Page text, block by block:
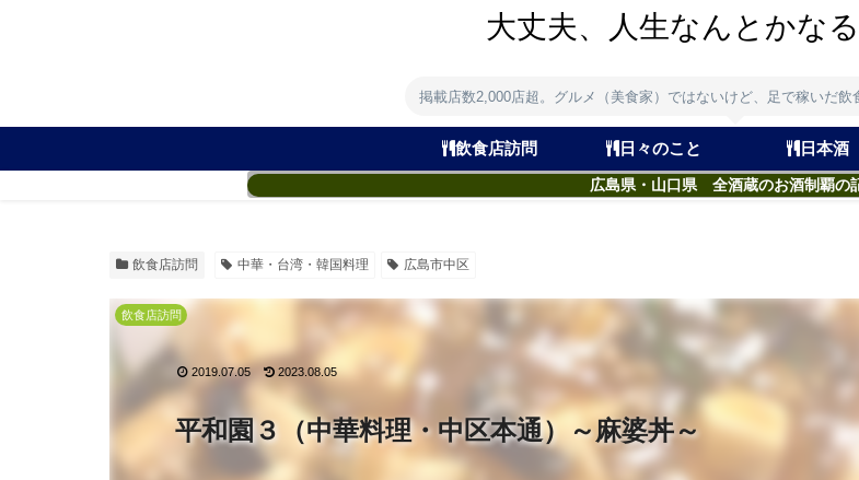
大丈夫、人生なんとかな
掲載店数2,000店超。グルメ（美食家）ではないけど、足で稼いだ飲
飲食店訪問 日々のこと 日本酒
広島県・山口県 全酒蔵のお酒制覇の
飲食店訪問 中華・台湾・韓国料理 広島市中区
平和園３（中華料理・中区本通）～麻婆丼～
飲食店訪問
2019.07.05 2023.08.05